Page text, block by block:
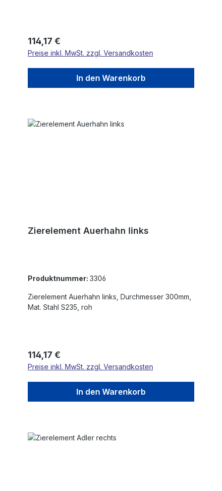
Regulärer Preis:
114,17 €
Preise inkl. MwSt. zzgl. Versandkosten
In den Warenkorb
Zierelement Auerhahn links
Produktnummer: 3306
Zierelement Auerhahn links, Durchmesser 300mm,
Mat. Stahl S235, roh
Regulärer Preis:
114,17 €
Preise inkl. MwSt. zzgl. Versandkosten
In den Warenkorb